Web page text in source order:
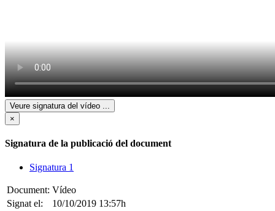
Veure signatura del vídeo
×
Signatura de la publicació del document
Signatura 1
Document: Vídeo
Signat el:
10/10/2019 13:57h